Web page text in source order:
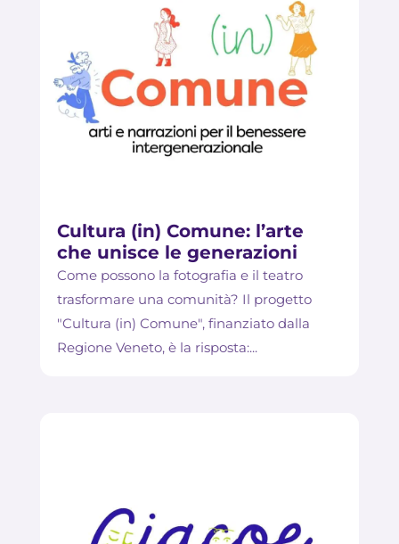
Cultura (in) Comune: l’arte
che unisce le generazioni
Come possono la fotografia e il teatro
trasformare una comunità? Il progetto
"Cultura (in) Comune", finanziato dalla
Regione Veneto, è la risposta:...